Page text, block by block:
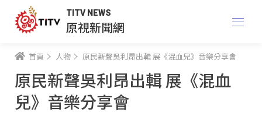
TITV NEWS
原視新聞網
首頁 人物 原民新聲吳利昂出輯 展《混血兒》音樂分享會
原民新聲吳利昂出輯 展《混血
兒》音樂分享會